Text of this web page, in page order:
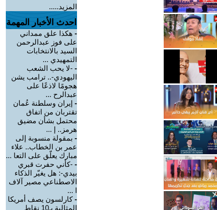
المزيد.....
احدث الأخبار المهمة
- هكذا علق ممداني
على فوز عبدالرحمن
السيد بالانتخابات
التمهيدي ...
- -لا يحب الشعب
اليهودي-.. ترامب يشن
هجومًا لاذعًا على
عبدالرح ...
- إيران وسلطنة عُمان
تقتربان من اتفاق
محتمل بشأن مضيق
هرمز.. إ ...
- بمقولة منسوبة إلى
عمر بن الخطاب.. علاء
مبارك يعلّق على التعا ...
- -كأني حفرت قبري
بيدي-: هل يغيّر الذكاء
الاصطناعي مصير آلاف
ا ...
-كارلسون يصف أمريكا
المثالية بـ10 نقاط